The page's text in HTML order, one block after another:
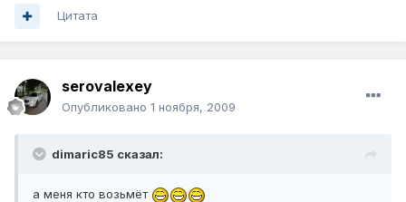
Цитата
serovalexey
Опубликовано 1 ноября, 2009
dimaric85 сказал:
а меня кто возьмёт